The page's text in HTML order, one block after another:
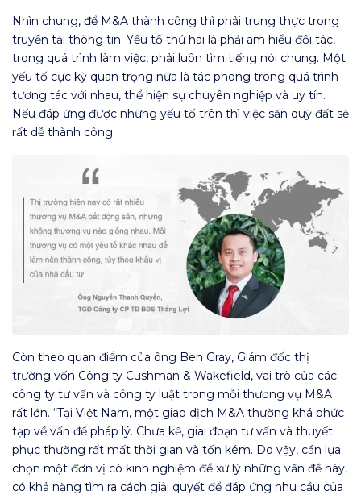
Nhìn chung, để M&A thành công thì phải trung thực trong
truyền tải thông tin. Yếu tố thứ hai là phải am hiểu đối tác,
trong quá trình làm việc, phải luôn tìm tiếng nói chung. Một
yếu tố cực kỳ quan trọng nữa là tác phong trong quá trình
tương tác với nhau, thể hiện sự chuyên nghiệp và uy tín.
Nếu đáp ứng được những yếu tố trên thì việc săn quỹ đất sẽ
rất dễ thành công.
Còn theo quan điểm của ông Ben Gray, Giám đốc thị
trường vốn Công ty Cushman & Wakefield, vai trò của các
công ty tư vấn và công ty luật trong mỗi thương vụ M&A
rất lớn. “Tại Việt Nam, một giao dịch M&A thường khá phức
tạp về vấn đề pháp lý. Chưa kể, giai đoạn tư vấn và thuyết
phục thường rất mất thời gian và tốn kém. Do vậy, cần lựa
chọn một đơn vị có kinh nghiệm để xử lý những vấn đề này,
có khả năng tìm ra cách giải quyết để đáp ứng nhu cầu của